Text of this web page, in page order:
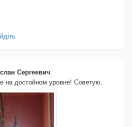
Сергеевич
на достойном уровне! Советую.